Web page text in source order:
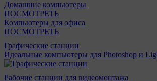
Домашние компьютеры
ПОСМОТРЕТЬ
Компьютеры для офиса
ПОСМОТРЕТЬ
Графические станции
Идеальные компьютеры для Photoshop и
Рабочие станции для видеомонтажа